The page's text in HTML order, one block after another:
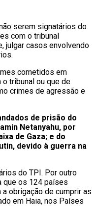
serem signatários do
com o tribunal
julgar casos envolvendo
cometidos em
tribunal ou que de
crimes de agressão e
de prisão do
Netanyahu, por
de Gaza; e do
devido à guerra na
do TPI. Por outro
que os 124 países
obrigação de cumprir as
em Haia, nos Países